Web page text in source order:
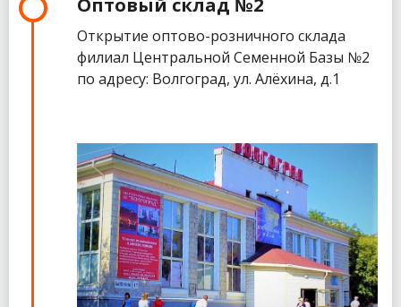
Оптовый склад №2
Открытие оптово-розничного склада
филиал Центральной Семенной Базы №2
по адресу: Волгоград, ул. Алёхина, д.1